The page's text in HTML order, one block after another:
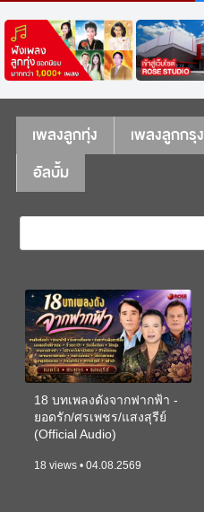
เพลงลูกทุ่ง เพลงลูกกรุง
อัลบั้ม
18 บทเพลงดังจากฟากฟ้า -
ยอดรัก/ศรเพชร/แสงสุรีย์
(Official Audio)
18 views • 04.08.2569